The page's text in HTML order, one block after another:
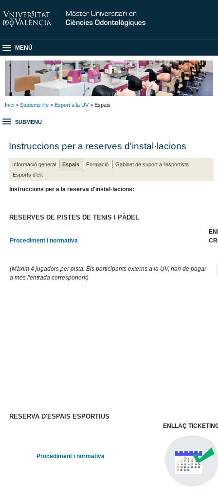
MENÚ
Inici > Students life > Esport a la UV> Espais
SUBMENU
Instruccions per a reserves d'instal·lacions
Informació general Espais Formació
Gabinet de suport a l'esportista
Esports d'elit
Instruccions per a la reserva d'instal·lacions:
RESERVES DE PISTES DE TENIS I PÀDEL
Procediment i normativa
(Màxim 4 jugadors per pista. Els participants externs a la UV, han de pagar
a més l'entrada corresponent)
RESERVA D'ESPAIS ESPORTIUS
Procediment i normativa
ENLLAÇ